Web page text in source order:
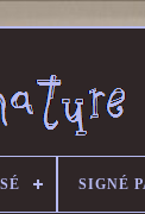
SIGNÉ